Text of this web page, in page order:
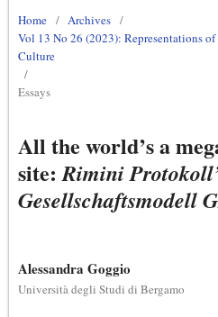
Home / Archives /
Vol 13 No 26 (2023): Representations
Culture
/
Essays
All the world’s a
site:Rimini
Gesellschaftsmodell
Alessandra Goggio
Università degli Studi di Bergamo